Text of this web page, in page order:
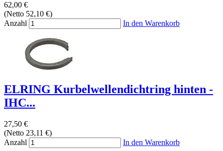
62,00 €
(Netto 52,10 €)
Anzahl
In den Warenkorb
ELRING Kurbelwellendichtring hinten -
IHC...
27,50 €
(Netto 23,11 €)
Anzahl
In den Warenkorb